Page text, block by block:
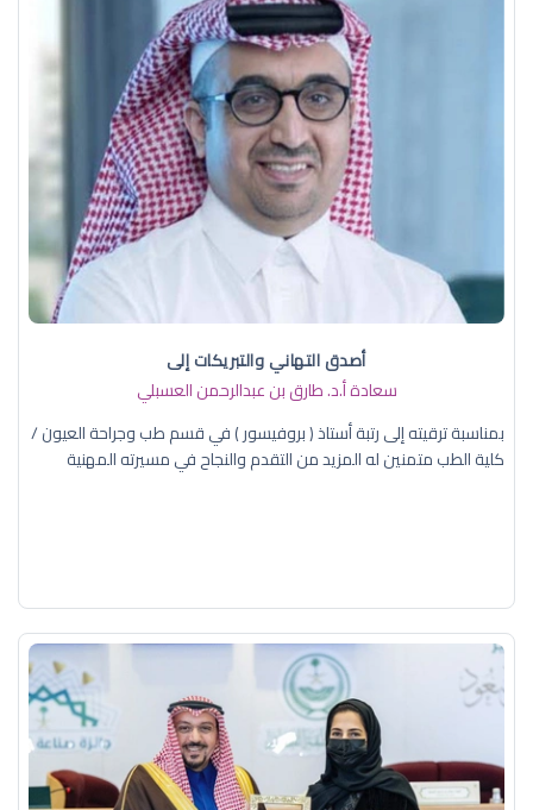
أصدق التهاني والتبريكات إلى
سعادة أ.د. ​طارق بن عبدالرحمن العسبلي
بمناسبة ترقيته إلى رتبة أستاذ ( بروفيسور ) في قسم طب وجراحة العيون /
كلية الطب متمنين له المزيد من التقدم والنجاح في مسيرته المهنية